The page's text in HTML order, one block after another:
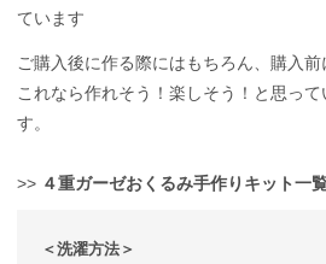
ています
ご購入後に作る際にはもちろん、購入前
これなら作れそう！楽しそう！と思っ
す。
>> ４重ガーゼおくるみ手作りキット一
＜洗濯方法＞